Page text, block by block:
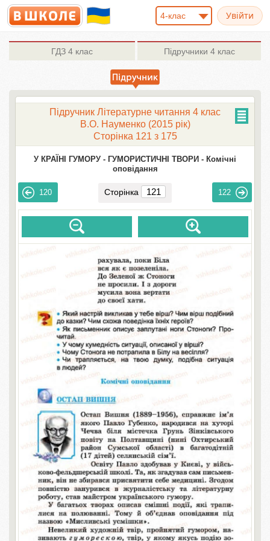
4-клас
ГДЗ 4 клас Підручники 4 клас
Підручник Літературне читання 4 клас
В.О. Науменко (2015 рік)
Сторінка 121 з 175
У КРАЇНІ ГУМОРУ - ГУМОРИСТИЧНІ ТВОРИ - Комічні
оповідання
120 Сторінка 122